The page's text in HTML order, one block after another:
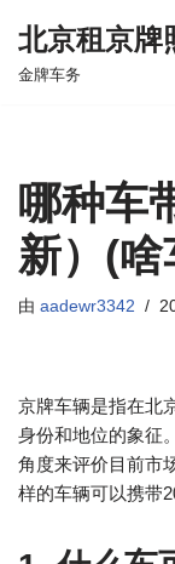
跳
北京租京牌
金牌车务
哪种车
新）(
由 aadewr3342
京牌车辆是指在北
身份和地位的象征
角度来评价目前市
样的车辆可以携带